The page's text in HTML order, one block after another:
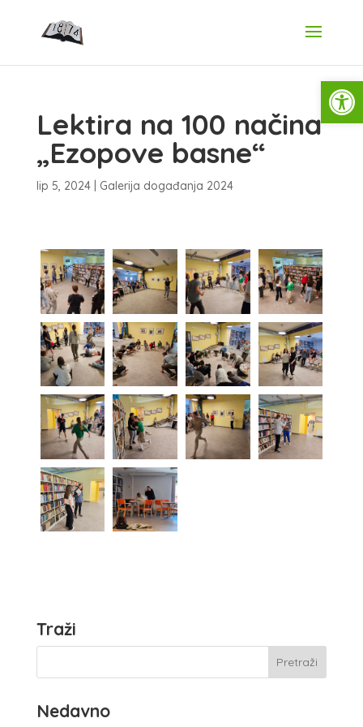
Lektira na 100 načina
„Ezopove basne“
lip 5, 2024| Galerija događanja 2024
Traži
Nedavno